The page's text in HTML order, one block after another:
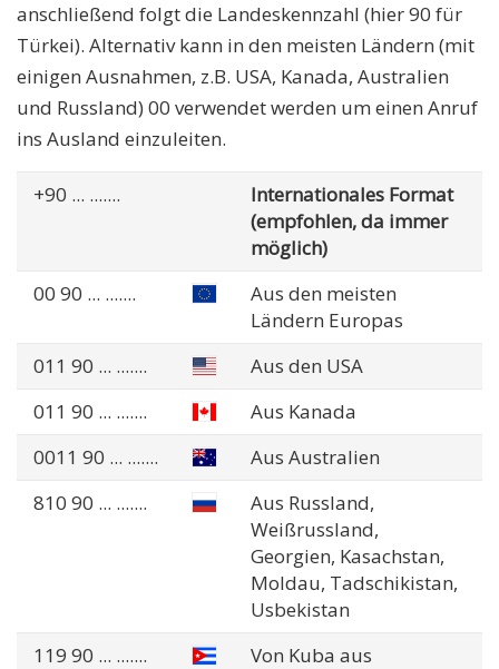
anschließend folgt die Landeskennzahl (hier 90 für
Türkei). Alternativ kann in den meisten Ländern (mit
einigen Ausnahmen, z.B. USA, Kanada, Australien
und Russland) 00 verwendet werden um einen Anruf
ins Ausland einzuleiten.
+90 ... .......
Internationales Format
(empfohlen, da immer
möglich)
00 90 ... .......
Aus den meisten
Ländern Europas
011 90 ... .......
Aus den USA
011 90 ... .......
Aus Kanada
0011 90 ... .......
Aus Australien
810 90 ... .......
Aus Russland,
Weißrussland,
Georgien, Kasachstan,
Moldau, Tadschikistan,
Usbekistan
119 90 ... ....... Von Kuba aus